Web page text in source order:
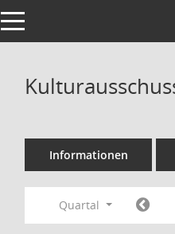
Toggle navigation
Informationen
Quartal